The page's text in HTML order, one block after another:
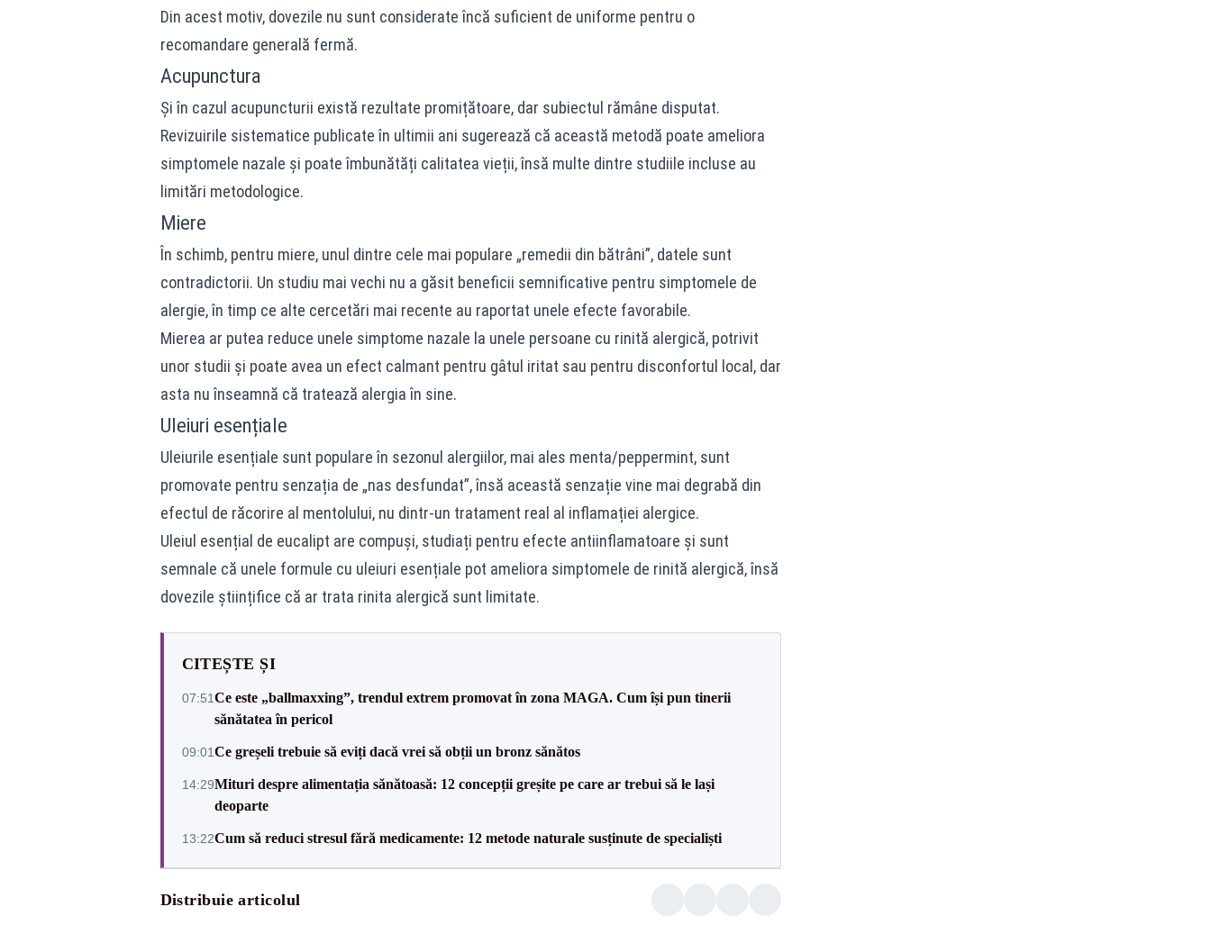
Din acest motiv, dovezile nu sunt considerate încă suficient de uniforme pentru o
recomandare generală fermă.
Acupunctura
Și în cazul acupuncturii există rezultate promițătoare, dar subiectul rămâne disputat.
Revizuirile sistematice publicate în ultimii ani sugerează că această metodă poate ameliora
simptomele nazale și poate îmbunătăți calitatea vieții, însă multe dintre studiile incluse au
limitări metodologice.
Miere
În schimb, pentru miere, unul dintre cele mai populare „remedii din bătrâni”, datele sunt
contradictorii. Un studiu mai vechi nu a găsit beneficii semnificative pentru simptomele de
alergie, în timp ce alte cercetări mai recente au raportat unele efecte favorabile.
Mierea ar putea reduce unele simptome nazale la unele persoane cu rinită alergică, potrivit
unor studii și poate avea un efect calmant pentru gâtul iritat sau pentru disconfortul local, dar
asta nu înseamnă că tratează alergia în sine.
Uleiuri esențiale
Uleiurile esențiale sunt populare în sezonul alergiilor, mai ales menta/peppermint, sunt
promovate pentru senzația de „nas desfundat”, însă această senzație vine mai degrabă din
efectul de răcorire al mentolului, nu dintr-un tratament real al inflamației alergice.
Uleiul esențial de eucalipt are compuși, studiați pentru efecte antiinflamatoare și sunt
semnale că unele formule cu uleiuri esențiale pot ameliora simptomele de rinită alergică, însă
dovezile științifice că ar trata rinita alergică sunt limitate.
CITEȘTE ȘI
07:51Ce este „ballmaxxing”, trendul extrem promovat în zona MAGA. Cum își pun tinerii
sănătatea în pericol
09:01Ce greșeli trebuie să eviți dacă vrei să obții un bronz sănătos
14:29Mituri despre alimentația sănătoasă: 12 concepții greșite pe care ar trebui să le lași
deoparte
13:22Cum să reduci stresul fără medicamente: 12 metode naturale susținute de specialiști
Distribuie articolul